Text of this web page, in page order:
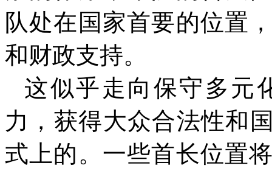
队处在国家首要的位置
和财政支持。
这似乎走向保守多元
力，获得大众合法性和
式上的。一些首长位置